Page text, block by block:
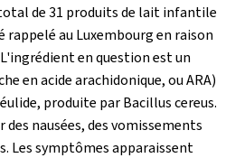
de 31 produits de lait infantile
rappelé au Luxembourg en raison
en question est un
en acide arachidonique, ou ARA)
produite par Bacillus cereus.
nausées, des vomissements
Les symptômes apparaissent